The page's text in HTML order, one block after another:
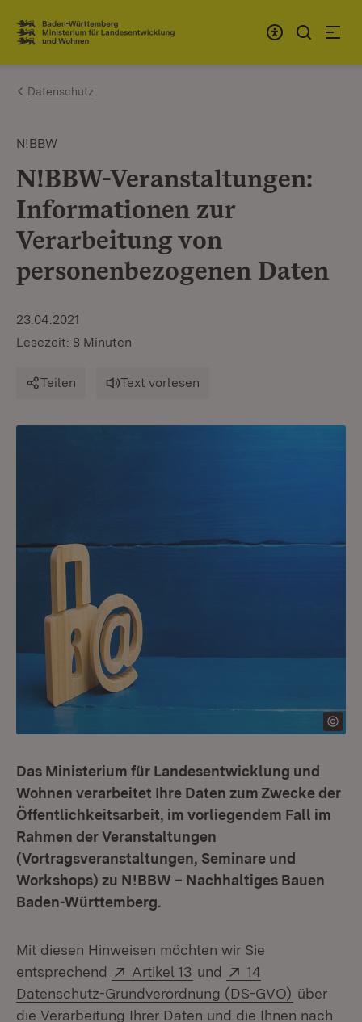
Zum Inhalt springen
Link zur Startseite
Datenschutz
N!BBW
N!BBW-Veranstaltungen:
Informationen zur
Verarbeitung von
personenbezogenen Daten
23.04.2021
Lesezeit: 8 Minuten
Teilen Text vorlesen
Das Ministerium für Landesentwicklung und
Wohnen verarbeitet Ihre Daten zum Zwecke der
Öffentlichkeitsarbeit, im vorliegendem Fall im
Rahmen der Veranstaltungen
(Vortragsveranstaltungen, Seminare und
Workshops) zu N!BBW – Nachhaltiges Bauen
Baden-Württemberg.
Mit diesen Hinweisen möchten wir Sie
entsprechend
Extern:
Artikel 13 (Öffnet in neuem Fenster)
und Extern:
14
Datenschutz-Grundverordnung (DS-GVO) (Öffnet in
über
die Verarbeitung Ihrer Daten und die Ihnen nach